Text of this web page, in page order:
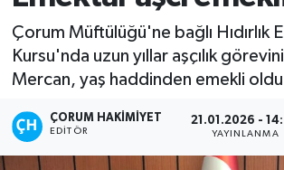
Çorum Müftülüğü'ne bağlı Hıdırlık
Kursu'nda uzun yıllar aşçılık
Mercan, yaş haddinden emekli
ÇORUM HAKIMIYET
EDITÖR
21.01.2026 -
YAYINLANMA
ASAYİŞ
EKONOMİ
GÜNCEL
Trafik Durumu
Süper Lig Puan Durumu ve
Tüm Manşetler